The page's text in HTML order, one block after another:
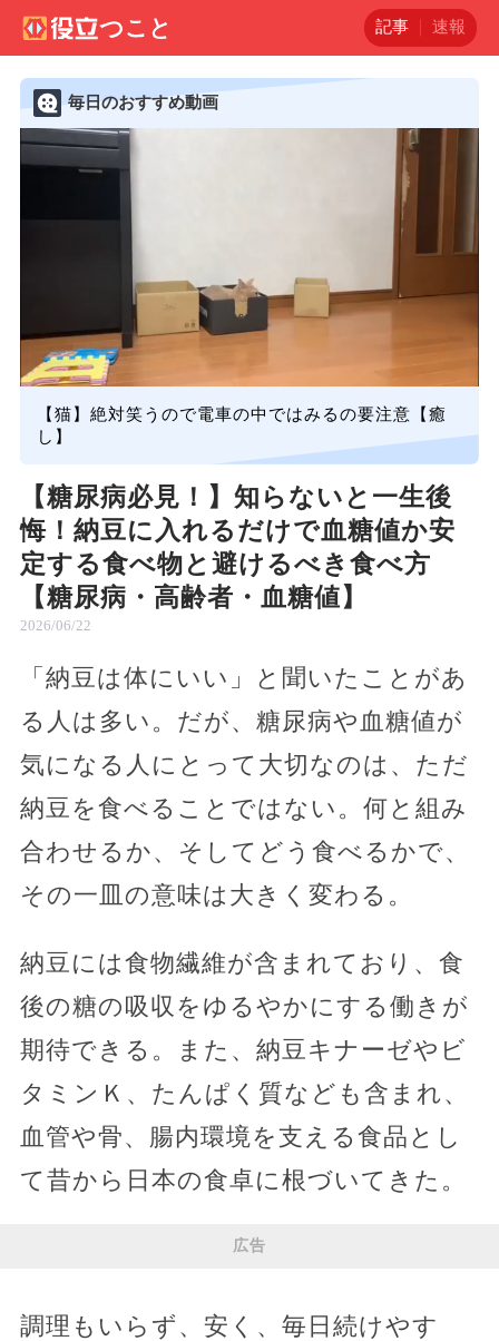
記事 速報
毎日のおすすめ動画
【猫】絶対笑うので電車の中ではみるの要注意【癒
し】
【糖尿病必見！】知らないと一生後
悔！納豆に入れるだけで血糖値か安
定する食べ物と避けるべき食べ方
【糖尿病・高齢者・血糖値】
2026/06/22
「納豆は体にいい」と聞いたことがあ
る人は多い。だが、糖尿病や血糖値が
気になる人にとって大切なのは、ただ
納豆を食べることではない。何と組み
合わせるか、そしてどう食べるかで、
その一皿の意味は大きく変わる。
納豆には食物繊維が含まれており、食
後の糖の吸収をゆるやかにする働きが
期待できる。また、納豆キナーゼやビ
タミンＫ、たんぱく質なども含まれ、
血管や骨、腸内環境を支える食品とし
て昔から日本の食卓に根づいてきた。
広告
調理もいらず、安く、毎日続けやす